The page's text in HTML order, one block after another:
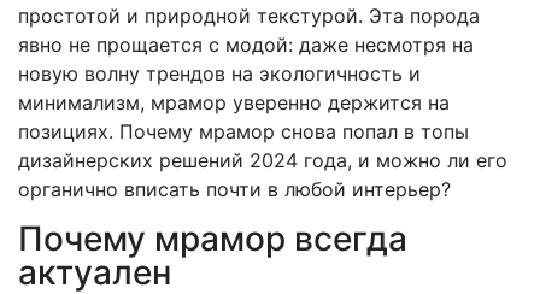
простотой и природной текстурой. Эта порода
явно не прощается с модой: даже несмотря на
новую волну трендов на экологичность и
минимализм, мрамор уверенно держится на
позициях. Почему мрамор снова попал в топы
дизайнерских решений 2024 года, и можно ли его
органично вписать почти в любой интерьер?
Почему мрамор всегда
актуален